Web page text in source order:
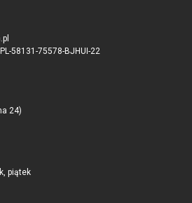
58131-75578-BJHUI-22
24)
piątek